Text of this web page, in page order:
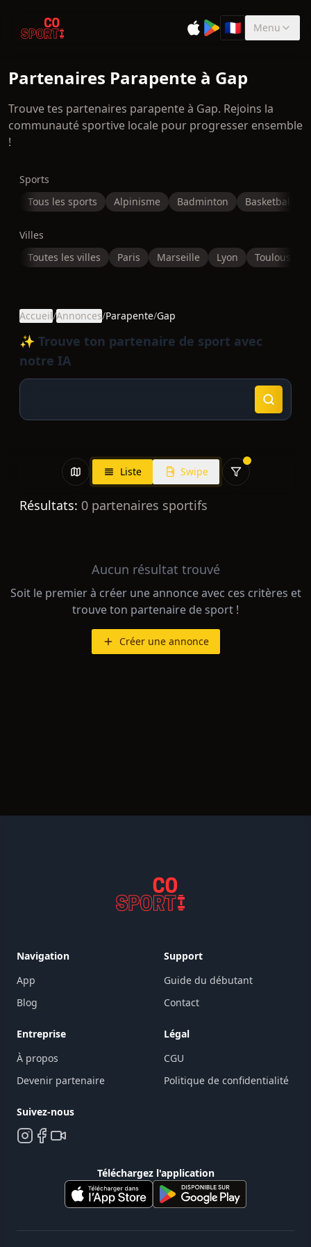
🇫🇷Sélectionner la
Menu
Partenaires Parapente à Gap
Trouve tes partenaires parapente à Gap. Rejoins la
communauté sportive locale pour progresser ensemble
!
Sports
Tous les sports
Alpinisme Badminton Basketball
Villes
Toutes les villes
Paris Marseille Lyon Toulouse
Accueil/Annonces/Parapente/Gap
✨ Trouve ton partenaire de sport avec
notre IA
Liste Swipe
Résultats: 0 partenaires sportifs
Aucun résultat trouvé
Soit le premier à créer une annonce avec ces critères et
trouve ton partenaire de sport !
Créer une annonce
Navigation
App
Blog
Support
Guide du débutant
Contact
Entreprise
À propos
Devenir partenaire
Légal
CGU
Politique de confidentialité
Suivez-nous
Téléchargez l'application